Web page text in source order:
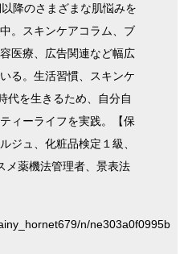
降のさまざまな肌悩みを
。スキンケアコラム、ブ
医療、広告関連など幅広
る。生活習慣、スキンケ
代を生きるため、自分自
ィーライフを実践。【保
ジュ、化粧品検定１級、
メ薬機法管理者、景表法
n/ne303a0f0995b